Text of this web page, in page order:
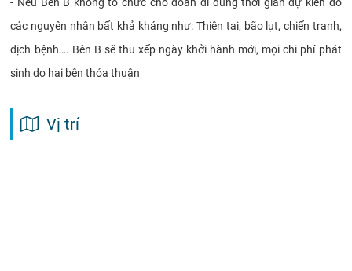
- Nếu Bên B không tổ chức cho đoàn đi đúng thời gian dự kiến do
các nguyên nhân bất khả kháng như: Thiên tai, bão lụt, chiến tranh,
dịch bệnh…. Bên B sẽ thu xếp ngày khởi hành mới, mọi chi phí phát
sinh do hai bên thỏa thuận
Vị trí